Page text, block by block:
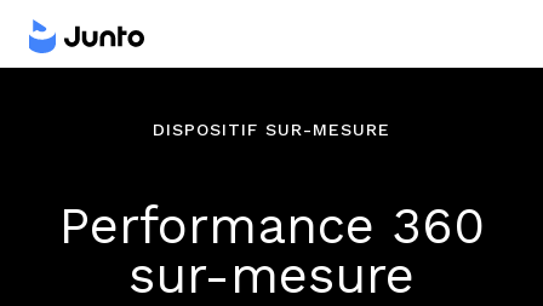
DISPOSITIF SUR-MESURE
Performance 360
sur-mesure